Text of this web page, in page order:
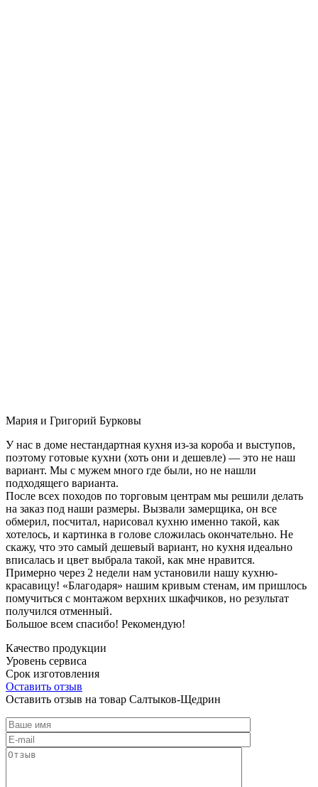
Мария и Григорий Бурковы
У нас в доме нестандартная кухня из-за короба и выступов,
поэтому готовые кухни (хоть они и дешевле) — это не наш
вариант. Мы с мужем много где были, но не нашли
подходящего варианта.
После всех походов по торговым центрам мы решили делать
на заказ под наши размеры. Вызвали замерщика, он все
обмерил, посчитал, нарисовал кухню именно такой, как
хотелось, и картинка в голове сложилась окончательно. Не
скажу, что это самый дешевый вариант, но кухня идеально
вписалась и цвет выбрала такой, как мне нравится.
Примерно через 2 недели нам установили нашу кухню-
красавицу! «Благодаря» нашим кривым стенам, им пришлось
помучиться с монтажом верхних шкафчиков, но результат
получился отменный.
Большое всем спасибо! Рекомендую!
Качество продукции
Уровень сервиса
Срок изготовления
Оставить отзыв
Оставить отзыв на товар Салтыков-Щедрин